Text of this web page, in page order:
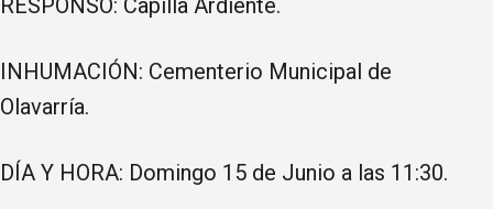
RESPONSO: Capilla Ardiente.
INHUMACIÓN: Cementerio Municipal de
Olavarría.
DÍA Y HORA: Domingo 15 de Junio a las 11:30.